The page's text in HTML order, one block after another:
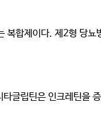
합제이다. 제2형 당
글립틴은 인크레틴을